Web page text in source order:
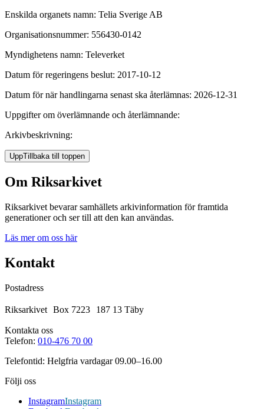
Enskilda organets namn: Telia Sverige AB
Organisationsnummer: 556430-0142
Myndighetens namn: Televerket
Datum för regeringens beslut: 2017-10-12
Datum för när handlingarna senast ska återlämnas: 2026-12-31
Uppgifter om överlämnande och återlämnande:
Arkivbeskrivning:
UppTillbaka till toppen
Om Riksarkivet
Riksarkivet bevarar samhällets arkivinformation för framtida
generationer och ser till att den kan användas.
Läs mer om oss här
Kontakt
Postadress
Riksarkivet Box 7223 187 13 Täby
Kontakta oss
Telefon: 010-476 70 00
Telefontid: Helgfria vardagar 09.00–16.00
Följi oss
InstagramInstagram